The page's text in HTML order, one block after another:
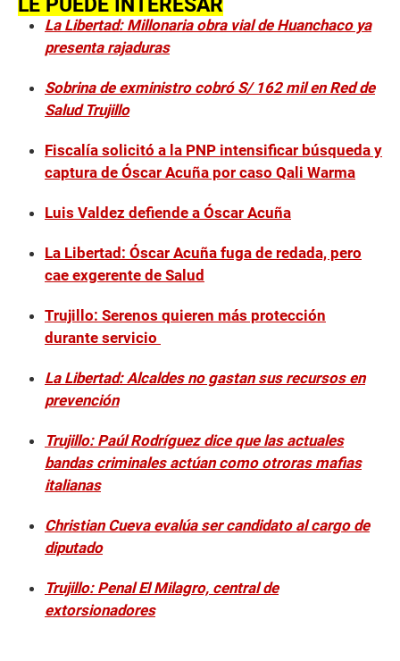
LE PUEDE INTERESAR
La Libertad: Millonaria obra vial de Huanchaco ya
presenta rajaduras
Sobrina de exministro cobró S/ 162 mil en Red de
Salud Trujillo
Fiscalía solicitó a la PNP intensificar búsqueda y
captura de Óscar Acuña por caso Qali Warma
Luis Valdez defiende a Óscar Acuña
La Libertad: Óscar Acuña fuga de redada, pero
cae exgerente de Salud
Trujillo: Serenos quieren más protección
durante servicio
La Libertad: Alcaldes no gastan sus recursos en
prevención
Trujillo: Paúl Rodríguez dice que las actuales
bandas criminales actúan como otroras mafias
italianas
Christian Cueva evalúa ser candidato al cargo de
diputado
Trujillo: Penal El Milagro, central de
extorsionadores